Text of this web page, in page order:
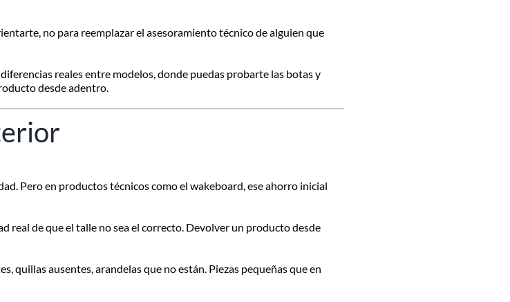
no para reemplazar el asesoramiento técnico de alguien que
reales entre modelos, donde puedas probarte las botas y
desde adentro.
Pero en productos técnicos como el wakeboard, ese ahorro inicial
real de que el talle no sea el correcto. Devolver un producto desde
quillas ausentes, arandelas que no están. Piezas pequeñas que en